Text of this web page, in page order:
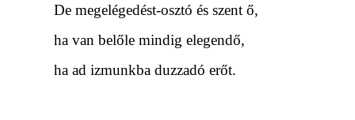
De megelégedést-osztó és szent ő,
ha van belőle mindig elegendő,
ha ad izmunkba duzzadó erőt.